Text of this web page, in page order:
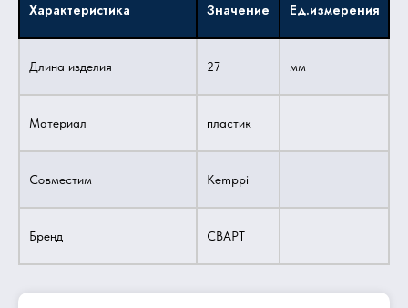
Характеристика Значение Ед.измерения
Длина изделия 27 мм
Материал пластик
Совместим Kemppi
Бренд СВАРТ